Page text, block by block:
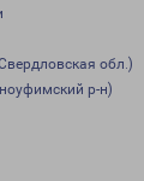
обл.)
р-н)